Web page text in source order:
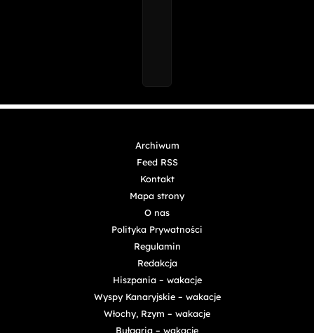
Archiwum
Feed RSS
Kontakt
Mapa strony
O nas
Polityka Prywatności
Regulamin
Redakcja
Hiszpania – wakacje
Wyspy Kanaryjskie – wakacje
Włochy, Rzym – wakacje
Bułgaria – wakacje